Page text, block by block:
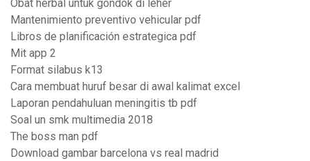
Obat herbal untuk gondok di leher
Mantenimiento preventivo vehicular pdf
Libros de planificación estrategica pdf
Mit app 2
Format silabus k13
Cara membuat huruf besar di awal kalimat excel
Laporan pendahuluan meningitis tb pdf
Soal un smk multimedia 2018
The boss man pdf
Download gambar barcelona vs real madrid